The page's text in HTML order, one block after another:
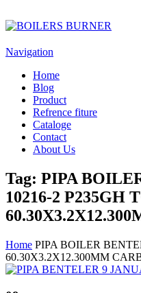
Navigation
Home
Blog
Product
Refrence fiture
Cataloge
Contact
About Us
Tag: PIPA
10216-2 P235GH
Home PIPA BOILER
60.30X3.2X12.300MM